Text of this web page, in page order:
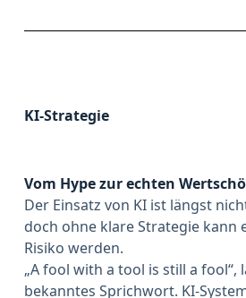
KI-Strategie
Vom Hype zur echten
Der Einsatz von KI ist längst
doch ohne klare Strategie kann
Risiko werden.
„A fool with a tool is still a fool“,
bekanntes Sprichwort. KI-